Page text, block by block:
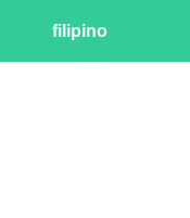
filipino